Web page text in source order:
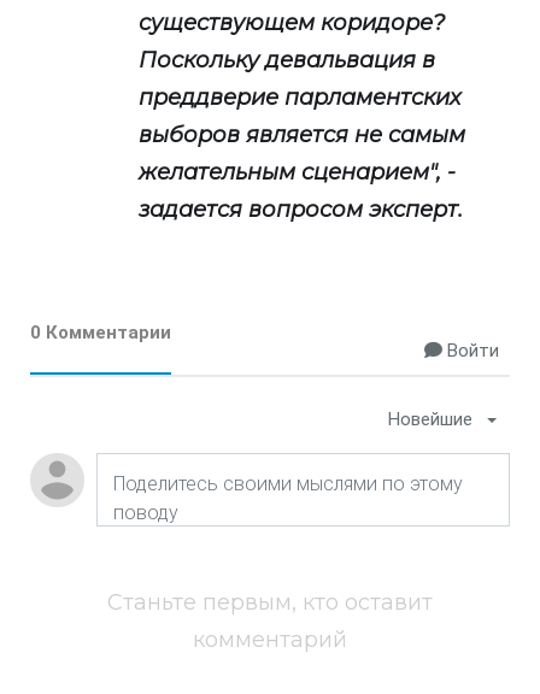
существующем коридоре?
Поскольку девальвация в
преддверие парламентских
выборов является не самым
желательным сценарием", -
задается вопросом эксперт.
0 Комментарии
Войти
Новейшие
Станьте первым, кто оставит
комментарий